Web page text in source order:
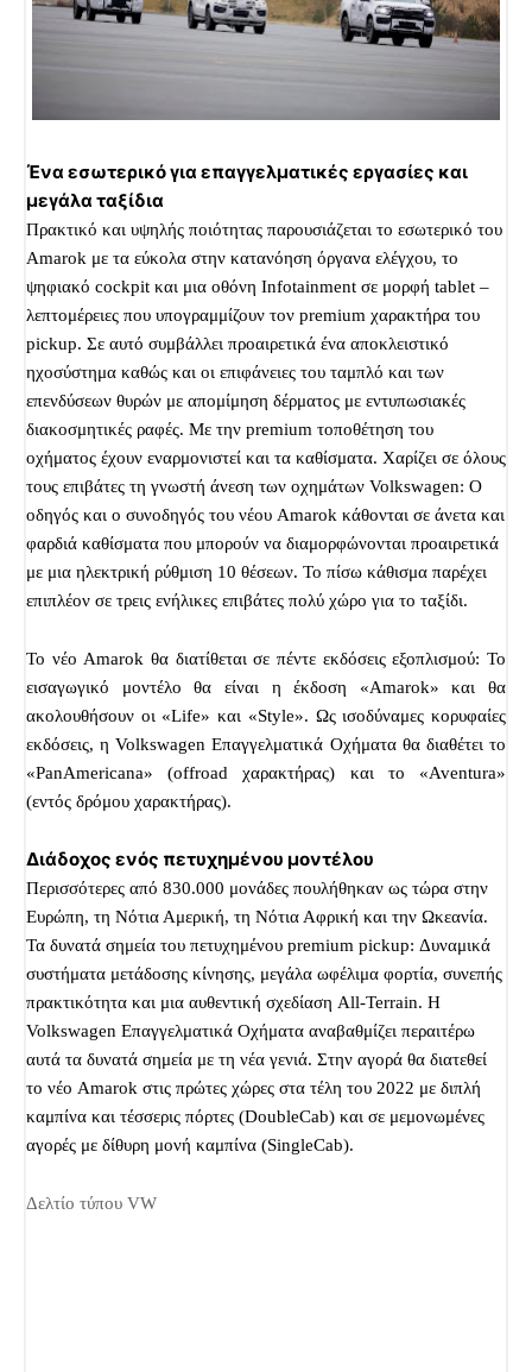
Ένα εσωτερικό για επαγγελματικές εργασίες και
μεγάλα ταξίδια
Πρακτικό και υψηλής ποιότητας παρουσιάζεται το εσωτερικό του
Amarok με τα εύκολα στην κατανόηση όργανα ελέγχου, το
ψηφιακό cockpit και μια οθόνη Infotainment σε μορφή tablet –
λεπτομέρειες που υπογραμμίζουν τον premium χαρακτήρα του
pickup. Σε αυτό συμβάλλει προαιρετικά ένα αποκλειστικό
ηχοσύστημα καθώς και οι επιφάνειες του ταμπλό και των
επενδύσεων θυρών με απομίμηση δέρματος με εντυπωσιακές
διακοσμητικές ραφές. Με την premium τοποθέτηση του
οχήματος έχουν εναρμονιστεί και τα καθίσματα. Χαρίζει σε όλους
τους επιβάτες τη γνωστή άνεση των οχημάτων Volkswagen: Ο
οδηγός και ο συνοδηγός του νέου Amarok κάθονται σε άνετα και
φαρδιά καθίσματα που μπορούν να διαμορφώνονται προαιρετικά
με μια ηλεκτρική ρύθμιση 10 θέσεων. Το πίσω κάθισμα παρέχει
επιπλέον σε τρεις ενήλικες επιβάτες πολύ χώρο για το ταξίδι.
Το νέο Amarok θα διατίθεται σε πέντε εκδόσεις εξοπλισμού: Το
εισαγωγικό μοντέλο θα είναι η έκδοση «Amarok» και θα
ακολουθήσουν οι «Life» και «Style». Ως ισοδύναμες κορυφαίες
εκδόσεις, η Volkswagen Επαγγελματικά Οχήματα θα διαθέτει το
«PanAmericana» (offroad χαρακτήρας) και το «Aventura»
(εντός δρόμου χαρακτήρας).
Διάδοχος ενός πετυχημένου μοντέλου
Περισσότερες από 830.000 μονάδες πουλήθηκαν ως τώρα στην
Ευρώπη, τη Νότια Αμερική, τη Νότια Αφρική και την Ωκεανία.
Τα δυνατά σημεία του πετυχημένου premium pickup: Δυναμικά
συστήματα μετάδοσης κίνησης, μεγάλα ωφέλιμα φορτία, συνεπής
πρακτικότητα και μια αυθεντική σχεδίαση All-Terrain. Η
Volkswagen Επαγγελματικά Οχήματα αναβαθμίζει περαιτέρω
αυτά τα δυνατά σημεία με τη νέα γενιά. Στην αγορά θα διατεθεί
το νέο Amarok στις πρώτες χώρες στα τέλη του 2022 με διπλή
καμπίνα και τέσσερις πόρτες (DoubleCab) και σε μεμονωμένες
αγορές με δίθυρη μονή καμπίνα (SingleCab).
Δελτίο τύπου VW